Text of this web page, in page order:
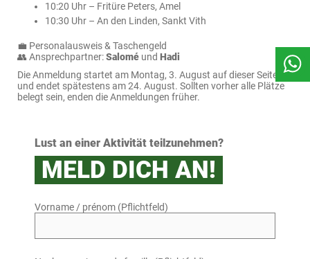
10:20 Uhr – Fritüre Peters, Amel
10:30 Uhr – An den Linden, Sankt Vith
💼 Personalausweis & Taschengeld
👥 Ansprechpartner:Salomé und Hadi
Die Anmeldung startet am Montag, 3. August auf dieser Seite
und endet spätestens am 24. August. Sollten vorher alle Plätze
belegt sein, enden die Anmeldungen früher.
Lust an einer Aktivität teilzunehmen?
MELD DICH AN!
Vorname / prénom (Pflichtfeld)